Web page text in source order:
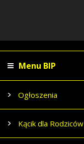
Menu BIP
Ogłoszenia
Kącik dla Rodziców